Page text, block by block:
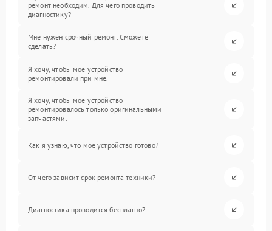
ремонт необходим. Для чего проводить
диагностику?
Мне нужен срочный ремонт. Сможете
сделать?
Я хочу, чтобы мое устройство
ремонтировали при мне.
Я хочу, чтобы мое устройство
ремонтировалось только оригинальными
запчастями.
Как я узнаю, что мое устройство готово?
От чего зависит срок ремонта техники?
Диагностика проводится бесплатно?